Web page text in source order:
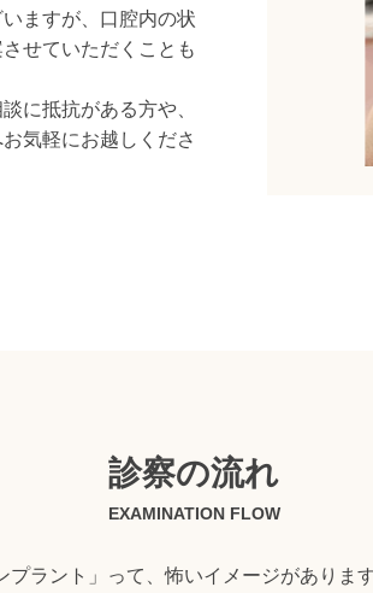
ますが、口腔内の状
せていただくことも
に抵抗がある方や、
気軽にお越しくださ
診察の流れ
EXAMINATION FLOW
プラント」って、怖いイメージがありま